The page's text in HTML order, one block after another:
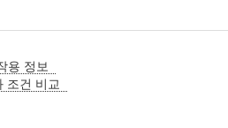
용 정보
조건 비교